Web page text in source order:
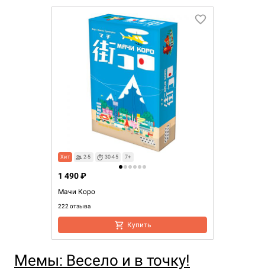
Хит 2-5 30-45 7+
Мачи Коро
222 отзыва
1 490 ₽
Купить
Мемы: Весело и в точку!